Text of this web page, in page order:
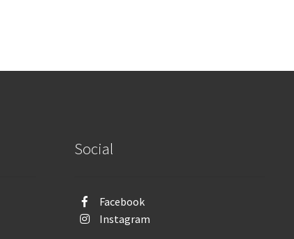
Social
Facebook
Instagram